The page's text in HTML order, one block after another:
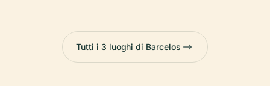
Tutti i 3 luoghi di Barcelos